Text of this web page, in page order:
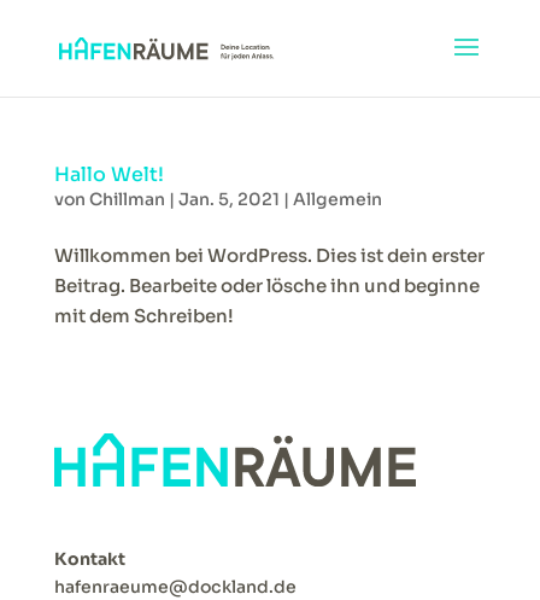
Hallo Welt!
von Chillman | Jan. 5, 2021 | Allgemein
Willkommen bei WordPress. Dies ist dein erster
Beitrag. Bearbeite oder lösche ihn und beginne
mit dem Schreiben!
Kontakt
hafenraeume@dockland.de